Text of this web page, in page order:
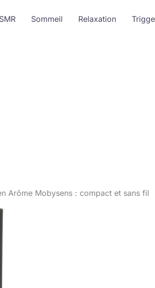
Sommeil Relaxation
Arôme Mobysens : compact et sans fil